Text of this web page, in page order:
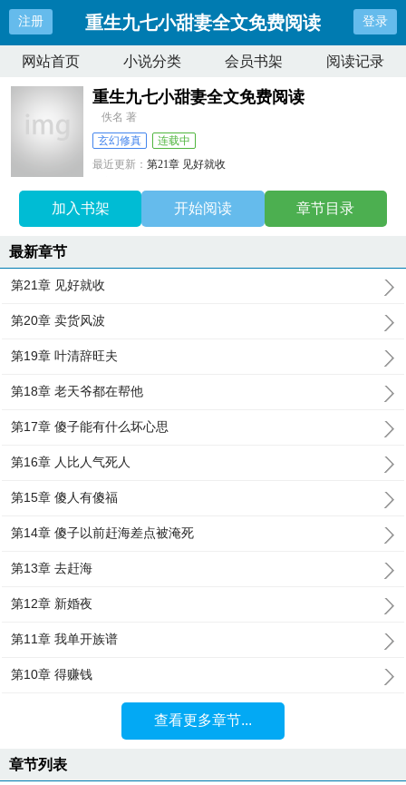
注册 重生九七小甜妻全文免费阅读 登录
网站首页 小说分类 会员书架 阅读记录
重生九七小甜妻全文免费阅读
佚名 著
玄幻修真
连载中
最近更新：第21章 见好就收
加入书架 开始阅读 章节目录
最新章节
第21章 见好就收
第20章 卖货风波
第19章 叶清辞旺夫
第18章 老天爷都在帮他
第17章 傻子能有什么坏心思
第16章 人比人气死人
第15章 傻人有傻福
第14章 傻子以前赶海差点被淹死
第13章 去赶海
第12章 新婚夜
第11章 我单开族谱
第10章 得赚钱
查看更多章节...
章节列表